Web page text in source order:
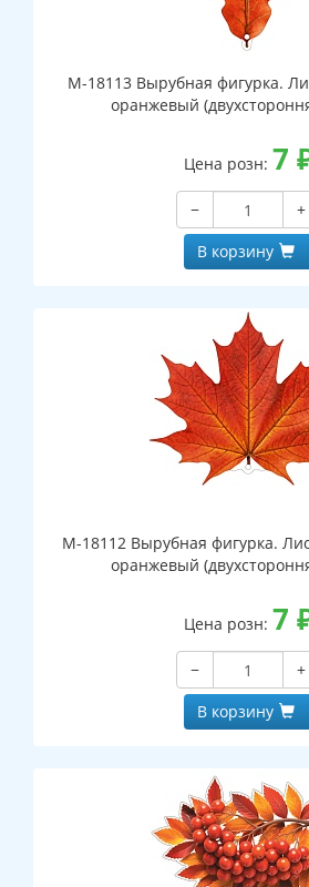
М-18113 Вырубная фигурка.
оранжевый
Цена розн: 7
−
+
В корзину
М-18112 Вырубная фигурка.
оранжевый
Цена розн: 7
−
+
В корзину